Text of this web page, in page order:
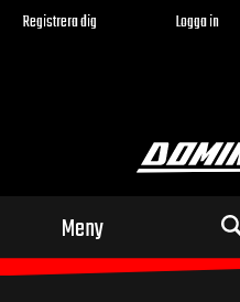
Registrera dig
Logga in
Meny